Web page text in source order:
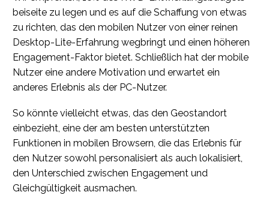
beiseite zu legen und es auf die Schaffung von etwas
zu richten, das den mobilen Nutzer von einer reinen
Desktop-Lite-Erfahrung wegbringt und einen höheren
Engagement-Faktor bietet. Schließlich hat der mobile
Nutzer eine andere Motivation und erwartet ein
anderes Erlebnis als der PC-Nutzer.
So könnte vielleicht etwas, das den Geostandort
einbezieht, eine der am besten unterstützten
Funktionen in mobilen Browsern, die das Erlebnis für
den Nutzer sowohl personalisiert als auch lokalisiert,
den Unterschied zwischen Engagement und
Gleichgültigkeit ausmachen.